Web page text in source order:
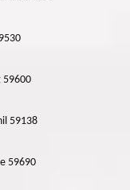
59600
59138
59690